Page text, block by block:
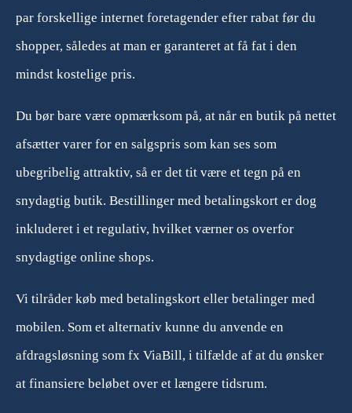
par forskellige internet foretagender efter rabat før du
shopper, således at man er garanteret at få fat i den
mindst kostelige pris.
Du bør bare være opmærksom på, at når en butik på nettet
afsætter varer for en salgspris som kan ses som
ubegribelig attraktiv, så er det tit være et tegn på en
snydagtig butik. Bestillinger med betalingskort er dog
inkluderet i et regulativ, hvilket værner os overfor
snydagtige online shops.
Vi tilråder køb med betalingskort eller betalinger med
mobilen. Som et alternativ kunne du anvende en
afdragsløsning som fx ViaBill, i tilfælde af at du ønsker
at finansiere beløbet over et længere tidsrum.